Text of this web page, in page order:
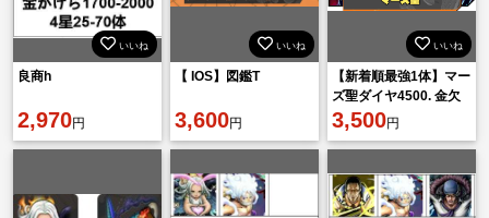
いいね
良商h
2,970円
いいね
【 IOS】図鑑T
3,600円
いいね
【新着順最強1体】マー
ズ聖ダイヤ4500. 金欠
片7800機種Android
3,500円